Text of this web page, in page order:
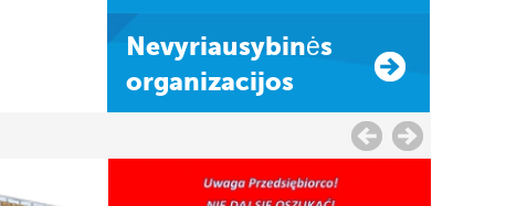
Nevyriausybinės
organizacijos